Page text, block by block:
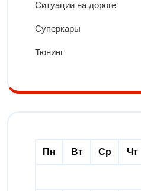
Ситуации на дороге
Суперкары
Тюнинг
Пн Вт Ср Чт